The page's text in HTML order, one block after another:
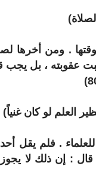
. ومن أخرها
عقوبته ، بل يجب
العلم لو كان غنياً)
. فلم يقل
: إن ذلك لا يجوز